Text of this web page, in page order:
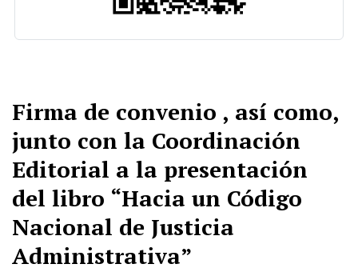
Firma de convenio , así como,
junto con la Coordinación
Editorial a la presentación
del libro “Hacia un Código
Nacional de Justicia
Administrativa”